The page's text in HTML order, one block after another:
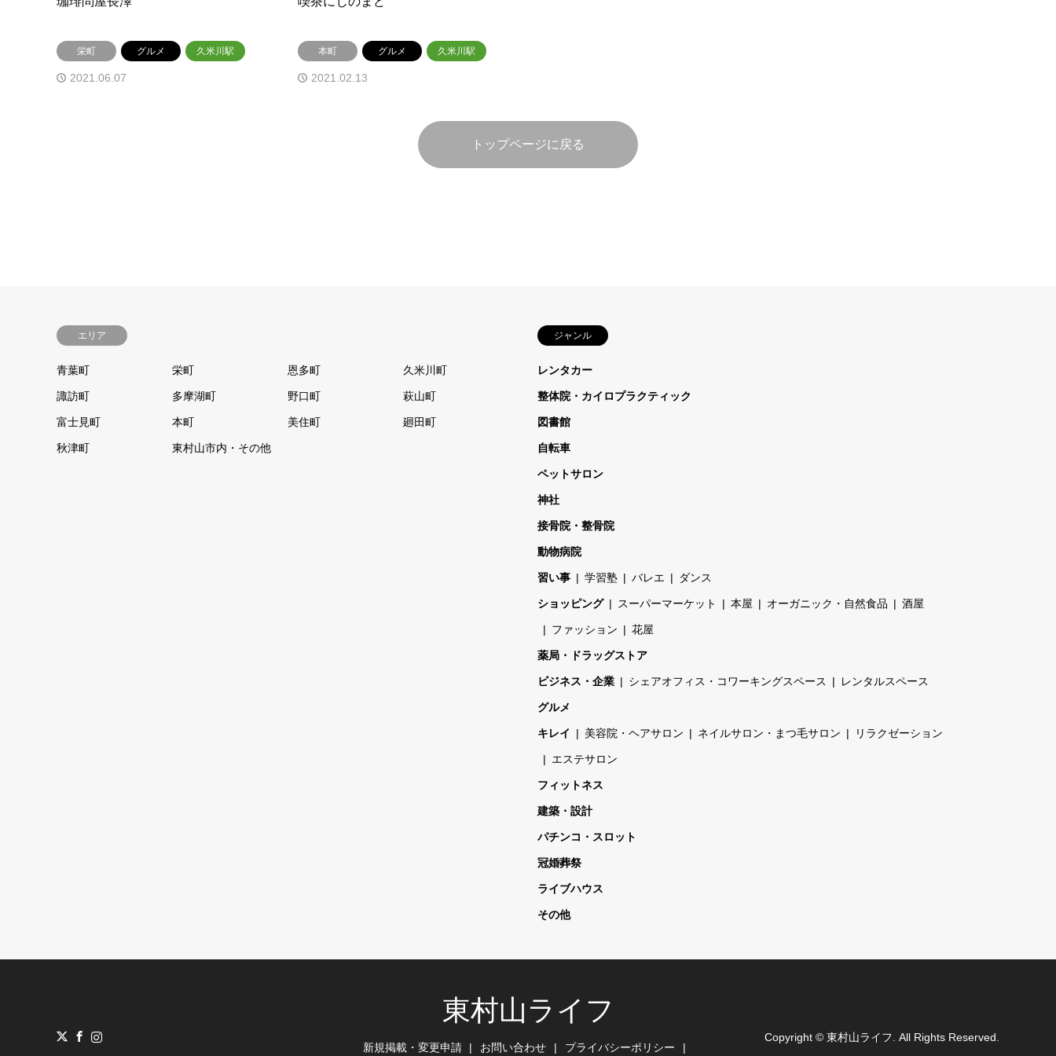
栄町 グルメ 久米川駅
2021.06.07
本町 グルメ 久米川駅
2021.02.13
トップページに戻る
エリア
青葉町 栄町 恩多町 久米川町
諏訪町 多摩湖町 野口町 萩山町
富士見町 本町 美住町 廻田町
秋津町 東村山市内・その他
ジャンル
レンタカー
整体院・カイロプラクティック
図書館
自転車
ペットサロン
神社
接骨院・整骨院
動物病院
習い事 学習塾 バレエ ダンス
ショッピング スーパーマーケット 本屋 オーガニック・自然食品 酒屋
ファッション 花屋
薬局・ドラッグストア
ビジネス・企業 シェアオフィス・コワーキングスペース レンタルスペース
グルメ
キレイ 美容院・ヘアサロン ネイルサロン・まつ毛サロン リラクゼーション
エステサロン
フィットネス
建築・設計
パチンコ・スロット
冠婚葬祭
ライブハウス
その他
東村山ライフ
新規掲載・変更申請 お問い合わせ プライバシーポリシー
Copyright © 東村山ライフ. All Rights Reserved.